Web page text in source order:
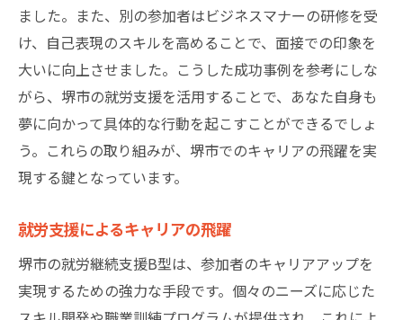
ました。また、別の参加者はビジネスマナーの研修を受
け、自己表現のスキルを高めることで、面接での印象を
大いに向上させました。こうした成功事例を参考にしな
がら、堺市の就労支援を活用することで、あなた自身も
夢に向かって具体的な行動を起こすことができるでしょ
う。これらの取り組みが、堺市でのキャリアの飛躍を実
現する鍵となっています。
就労支援によるキャリアの飛躍
堺市の就労継続支援B型は、参加者のキャリアアップを
実現するための強力な手段です。個々のニーズに応じた